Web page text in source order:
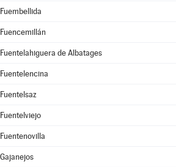
Fuembellida
Fuencemillán
Fuentelahiguera de Albatages
Fuentelencina
Fuentelsaz
Fuentelviejo
Fuentenovilla
Gajanejos